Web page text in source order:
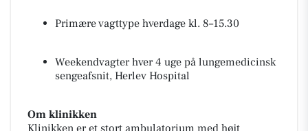
Primære vagttype hverdage kl. 8–15.30
Weekendvagter hver 4 uge på lungemedicinsk
sengeafsnit, Herlev Hospital
Om klinikken
Klinikken er et stort ambulatorium med højt